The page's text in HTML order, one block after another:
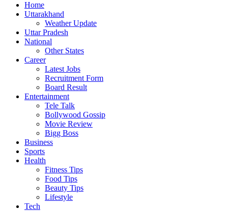
Home
Uttarakhand
Weather Update
Uttar Pradesh
National
Other States
Career
Latest Jobs
Recruitment Form
Board Result
Entertainment
Tele Talk
Bollywood Gossip
Movie Review
Bigg Boss
Business
Sports
Health
Fitness Tips
Food Tips
Beauty Tips
Lifestyle
Tech